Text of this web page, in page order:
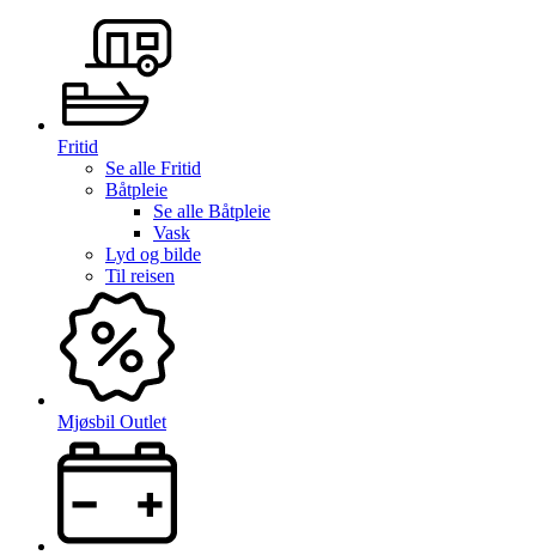
Fritid
Se alle Fritid
Båtpleie
Se alle Båtpleie
Vask
Lyd og bilde
Til reisen
Mjøsbil Outlet